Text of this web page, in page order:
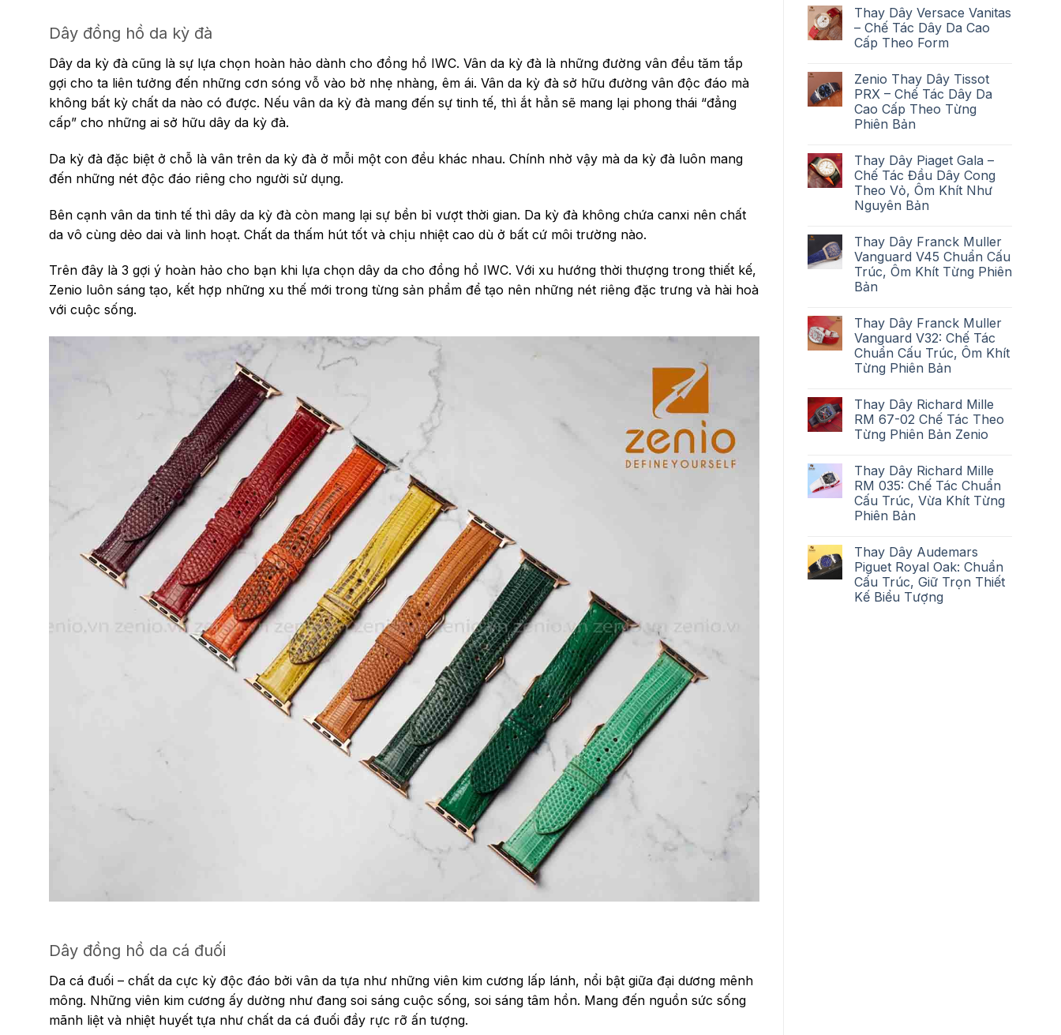
Dây đồng hồ da kỳ đà
Dây da kỳ đà cũng là sự lựa chọn hoàn hảo dành cho đồng hồ IWC. Vân da kỳ đà là những đường vân đều tăm tắp
gợi cho ta liên tưởng đến những cơn sóng vỗ vào bờ nhẹ nhàng, êm ái. Vân da kỳ đà sở hữu đường vân độc đáo mà
không bất kỳ chất da nào có được. Nếu vân da kỳ đà mang đến sự tinh tế, thì ắt hẳn sẽ mang lại phong thái “đẳng
cấp” cho những ai sở hữu dây da kỳ đà.
Da kỳ đà đặc biệt ở chỗ là vân trên da kỳ đà ở mỗi một con đều khác nhau. Chính nhờ vậy mà da kỳ đà luôn mang
đến những nét độc đáo riêng cho người sử dụng.
Bên cạnh vân da tinh tế thì dây da kỳ đà còn mang lại sự bền bỉ vượt thời gian. Da kỳ đà không chứa canxi nên chất
da vô cùng dẻo dai và linh hoạt. Chất da thấm hút tốt và chịu nhiệt cao dù ở bất cứ môi trường nào.
Trên đây là 3 gợi ý hoàn hảo cho bạn khi lựa chọn dây da cho đồng hồ IWC. Với xu hướng thời thượng trong thiết kế,
Zenio luôn sáng tạo, kết hợp những xu thế mới trong từng sản phẩm để tạo nên những nét riêng đặc trưng và hài hoà
với cuộc sống.
Dây đồng hồ da cá đuối
Da cá đuối – chất da cực kỳ độc đáo bởi vân da tựa như những viên kim cương lấp lánh, nổi bật giữa đại dương mênh
mông. Những viên kim cương ấy dường như đang soi sáng cuộc sống, soi sáng tâm hồn. Mang đến nguồn sức sống
mãnh liệt và nhiệt huyết tựa như chất da cá đuối đầy rực rỡ ấn tượng.
Thay Dây Versace Vanitas
– Chế Tác Dây Da Cao
Cấp Theo Form
Zenio Thay Dây Tissot
PRX – Chế Tác Dây Da
Cao Cấp Theo Từng
Phiên Bản
Thay Dây Piaget Gala –
Chế Tác Đầu Dây Cong
Theo Vỏ, Ôm Khít Như
Nguyên Bản
Thay Dây Franck Muller
Vanguard V45 Chuẩn Cấu
Trúc, Ôm Khít Từng Phiên
Bản
Thay Dây Franck Muller
Vanguard V32: Chế Tác
Chuẩn Cấu Trúc, Ôm Khít
Từng Phiên Bản
Thay Dây Richard Mille
RM 67-02 Chế Tác Theo
Từng Phiên Bản Zenio
Thay Dây Richard Mille
RM 035: Chế Tác Chuẩn
Cấu Trúc, Vừa Khít Từng
Phiên Bản
Thay Dây Audemars
Piguet Royal Oak: Chuẩn
Cấu Trúc, Giữ Trọn Thiết
Kế Biểu Tượng